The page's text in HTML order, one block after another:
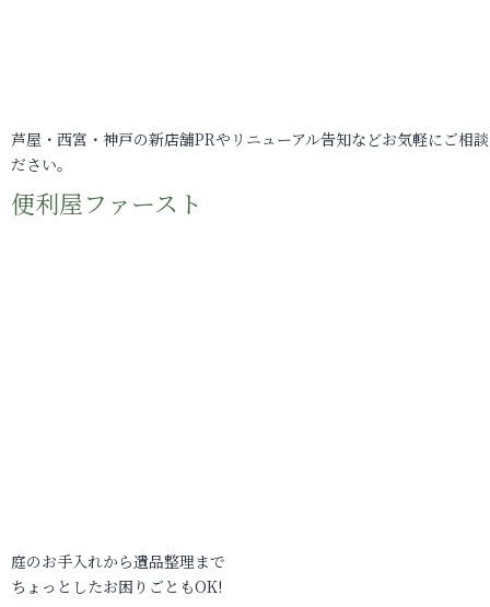
芦屋・西宮・神戸の新店舗PRやリニューアル告知などお気軽にご相
ださい。
便利屋ファースト
庭のお手入れから遺品整理まで
ちょっとしたお困りごともOK!